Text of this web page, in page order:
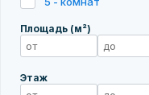
Площадь (м²)
Этаж